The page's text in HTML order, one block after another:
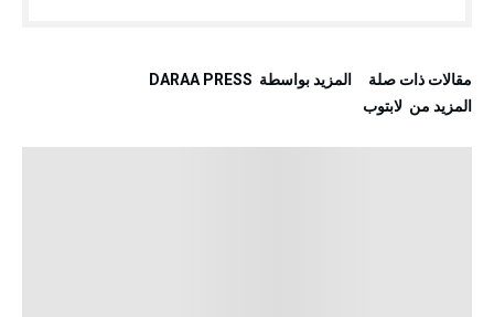
‫مقالات ذات صلة‬
‫‫المزيد بواسطة‬ ‬ DARAA PRESS
‫المزيد من ‬ لابتوب